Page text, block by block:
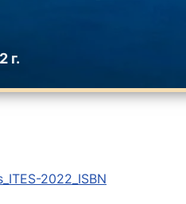
г.
2022_ISBN